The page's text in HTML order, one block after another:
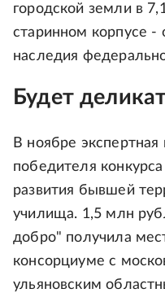
городской земли в
старинном корпусе -
наследия
Будет
В ноябре
победителя
развития бывшей
училища. 1,5 млн
добро" получила
консорциуме с
ульяновским